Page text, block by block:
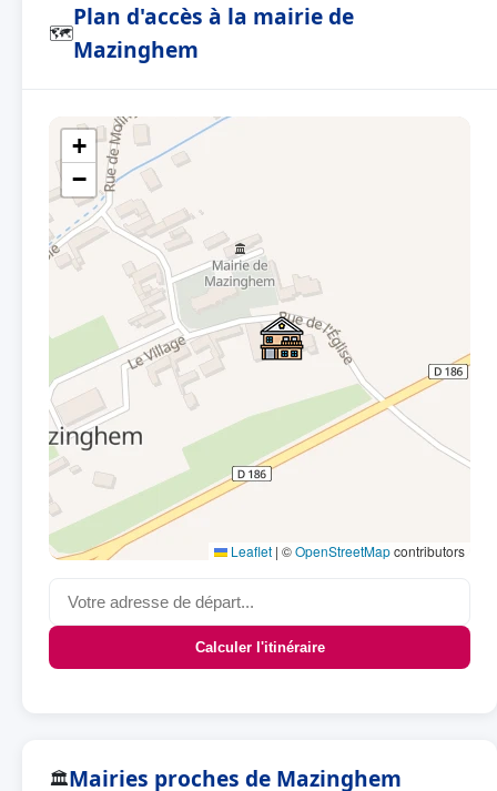
🗺
Plan d'accès à la mairie de
Mazinghem
+
−
Leaflet | ©OpenStreetMapcontributors
Calculer l'itinéraire
🏛Mairies proches de Mazinghem